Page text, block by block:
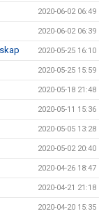
2020-06-02 06:49
2020-06-02 06:39
2020-05-25 16:10
2020-05-25 15:59
2020-05-18 21:48
2020-05-11 15:36
2020-05-05 13:28
2020-05-02 20:40
2020-04-26 18:47
2020-04-21 21:18
2020-04-20 15:35